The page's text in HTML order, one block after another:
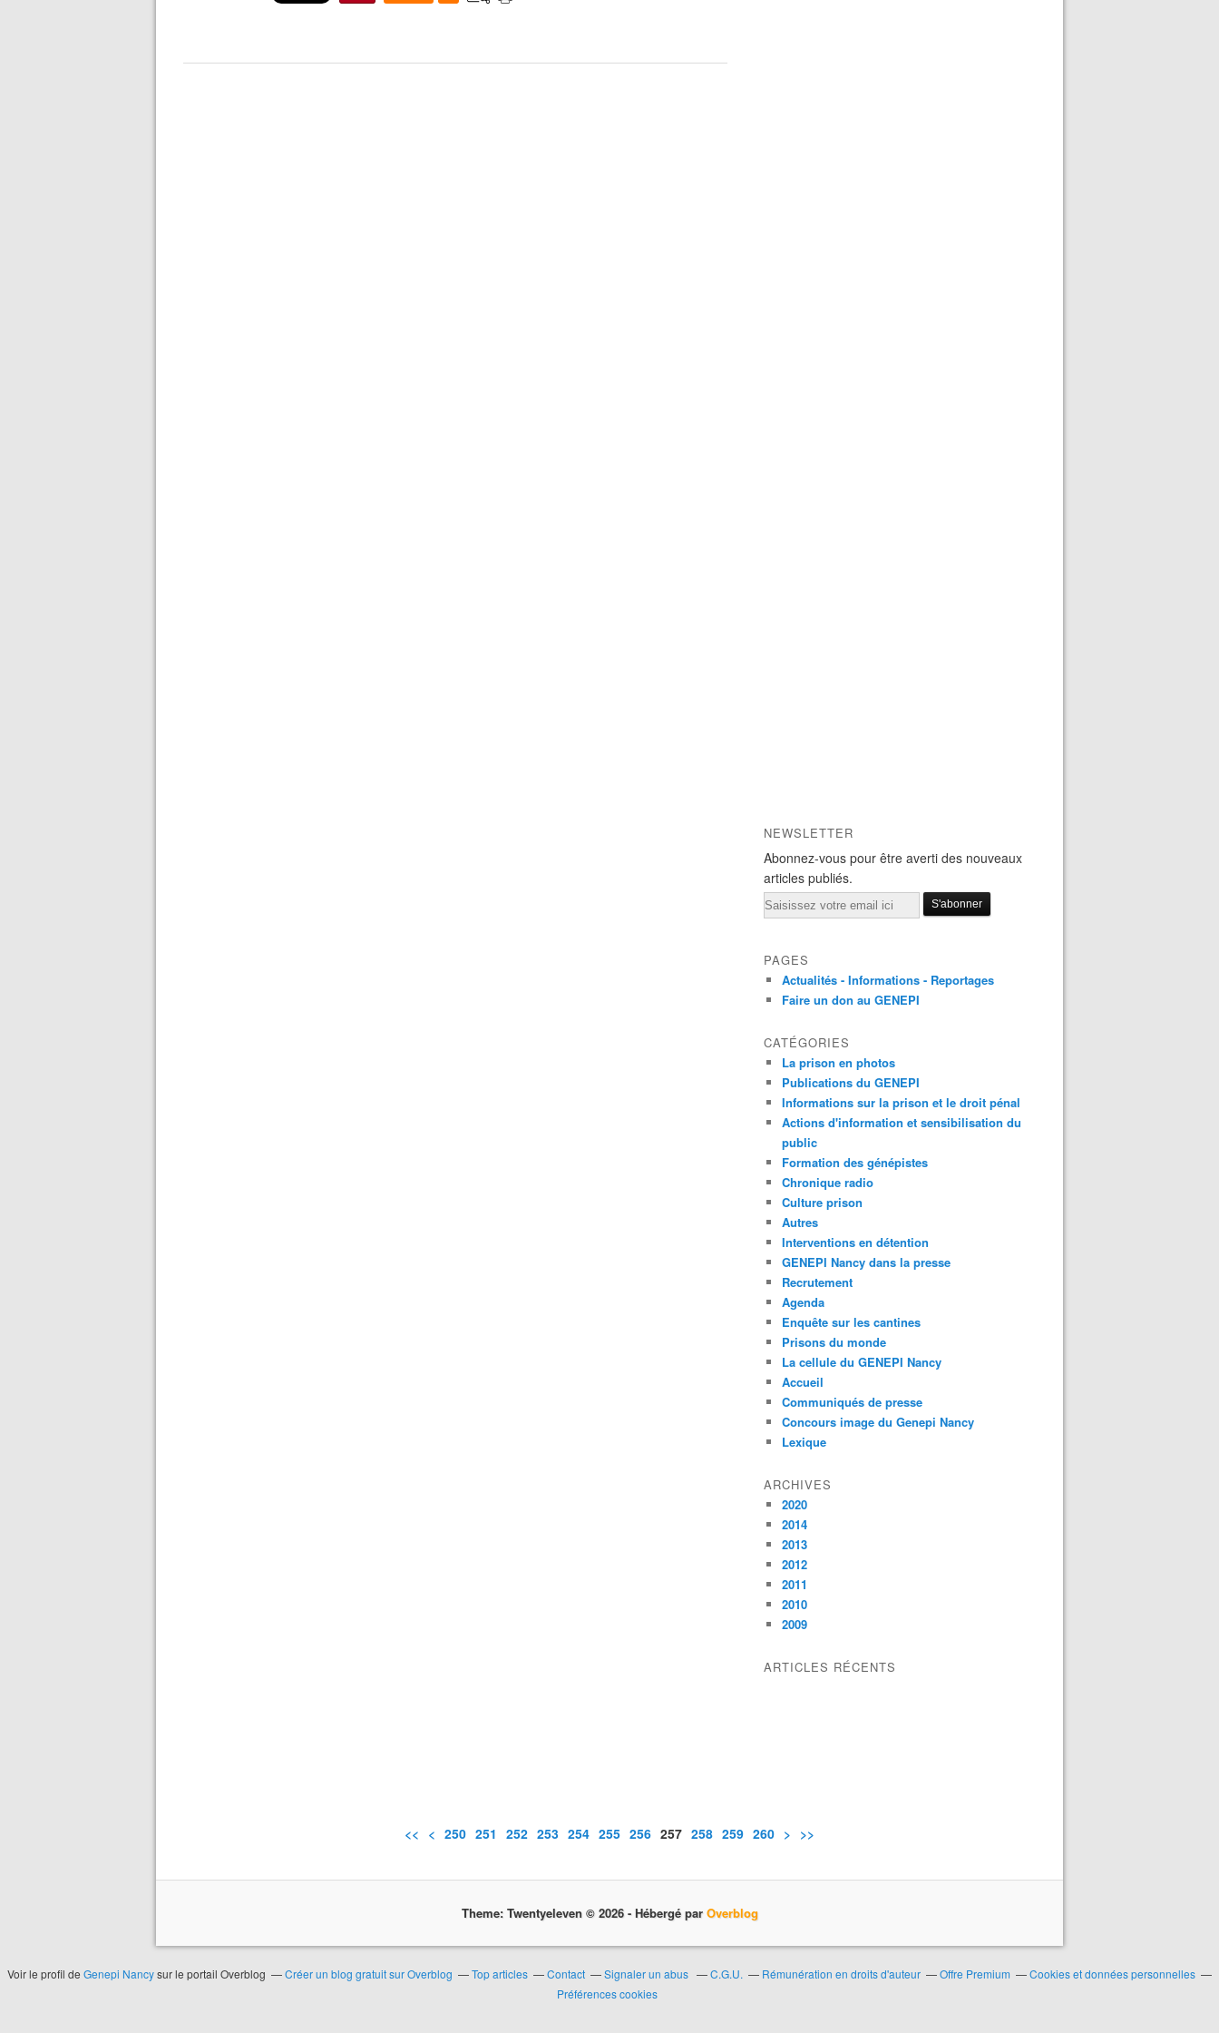
NEWSLETTER
Abonnez-vous pour être averti des nouveaux
articles publiés.
Email
PAGES
Actualités - Informations - Reportages
Faire un don au GENEPI
CATÉGORIES
La prison en photos
Publications du GENEPI
Informations sur la prison et le droit pénal
Actions d'information et sensibilisation du
public
Formation des génépistes
Chronique radio
Culture prison
Autres
Interventions en détention
GENEPI Nancy dans la presse
Recrutement
Agenda
Enquête sur les cantines
Prisons du monde
La cellule du GENEPI Nancy
Accueil
Communiqués de presse
Concours image du Genepi Nancy
Lexique
ARCHIVES
2020
2014
2013
2012
2011
2010
2009
ARTICLES RÉCENTS
<< < 200
210
220
230
240
250 251 252 253 254 255 256 257 258 259 260 270
280
290
300
> >>
Theme: Twentyeleven © 2026 - Hébergé par Overblog
Voir le profil de Genepi Nancysur le portail Overblog Créer un blog gratuit sur Overblog Top articles Contact Signaler un abus C.G.U. Rémunération en droits d'auteur Offre Premium
Cookies et données personnelles
Préférences cookies